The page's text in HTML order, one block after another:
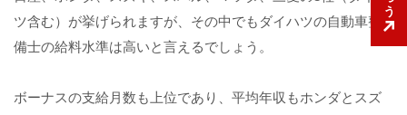
ツ含む）が挙げられますが、その中でもダイハツの自動車整
備士の給料水準は高いと言えるでしょう。
ボーナスの支給月数も上位であり、平均年収もホンダとスズ